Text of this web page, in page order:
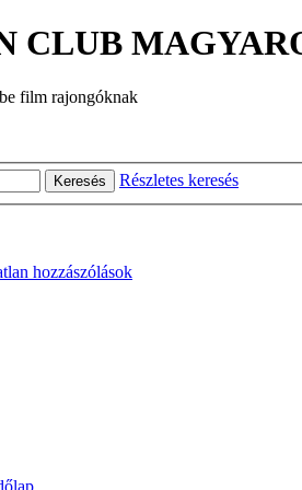
CLUB
film rajongóknak
Keresés Részletes keresés
hozzászólások